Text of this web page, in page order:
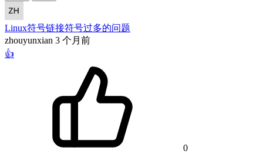
Linux符号链接符号过多的问题
zhouyunxian 3 个月前
👍
0